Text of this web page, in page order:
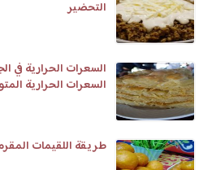
التحضير
السعرات الحرارية في
السعرات الحرارية
طريقة اللقيمات